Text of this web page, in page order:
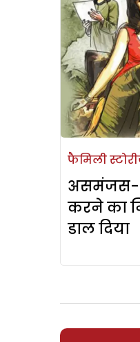
फैमिली
असमंजस-
करने का
डाल दिया